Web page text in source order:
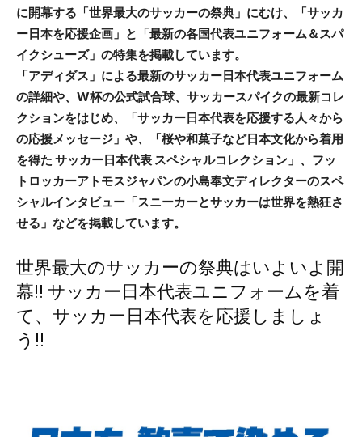
に開幕する「世界最大のサッカーの祭典」にむけ、「サッカ
ー日本を応援企画」と「最新の各国代表ユニフォーム＆スパ
イクシューズ」の特集を掲載しています。
「アディダス」による最新のサッカー日本代表ユニフォーム
の詳細や、W杯の公式試合球、サッカースパイクの最新コレ
クションをはじめ、「サッカー日本代表を応援する人々から
の応援メッセージ」や、「桜や和菓子など日本文化から着用
を得た サッカー日本代表 スペシャルコレクション」、フッ
トロッカーアトモスジャパンの小島奉文ディレクターのスペ
シャルインタビュー「スニーカーとサッカーは世界を熱狂さ
せる」などを掲載しています。
世界最大のサッカーの祭典はいよいよ開
幕‼ サッカー日本代表ユニフォームを着
て、サッカー日本代表を応援しましょ
う‼